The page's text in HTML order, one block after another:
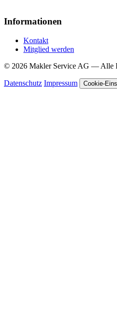
Informationen
Kontakt
Mitglied werden
© 2026 Makler Service AG — Alle
Datenschutz Impressum Cookie-